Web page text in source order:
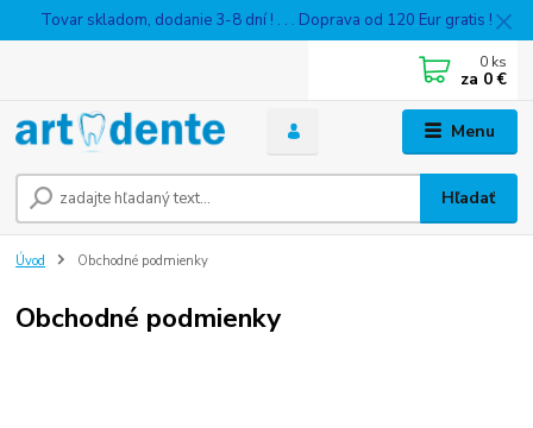
Tovar skladom, dodanie 3-8 dní ! . . . Doprava od 120 Eur gratis !
Menu
Hľadať
0 ks
za 0 €
Úvod Obchodné podmienky
Obchodné podmienky